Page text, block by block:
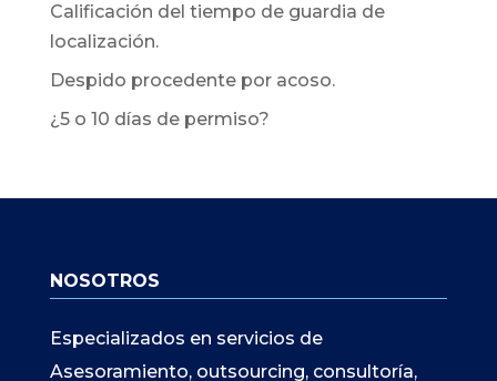
Calificación del tiempo de guardia de
localización.
Despido procedente por acoso.
¿5 o 10 días de permiso?
NOSOTROS
Especializados en servicios de
Asesoramiento, outsourcing, consultoría,